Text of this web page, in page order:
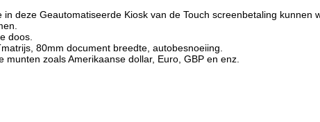
deze Geautomatiseerde Kiosk van de Touch screenbetaling kunnen
doos.
80mm document breedte, autobesnoeiing.
zoals Amerikaanse dollar, Euro, GBP en enz.